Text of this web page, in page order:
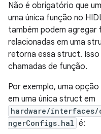
Não é obrigatório que
uma única função no
também podem agregar
relacionadas em uma
retorna essa struct. Isso
chamadas de função.
Por exemplo, uma
em uma única struct em
hardware/
ngerConfigs.hal é: